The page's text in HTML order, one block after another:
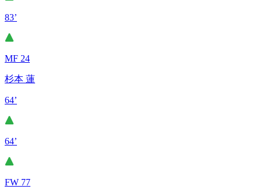
83’
MF 24
杉本 蓮
64’
64’
FW 77